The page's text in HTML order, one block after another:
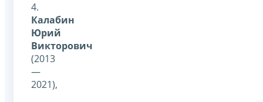
4.
Калабин
Юрий
Викторович
(2013
—
2021),